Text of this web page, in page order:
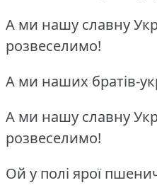
А ми нашу славну
розвеселимо!
А ми наших братів-
А ми нашу славну
розвеселимо!
Ой у полі ярої